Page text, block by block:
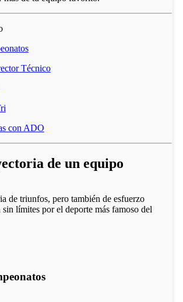
Técnico
con ADO
de un equipo
de triunfos, pero también de esfuerzo
sin límites por el deporte más famoso del